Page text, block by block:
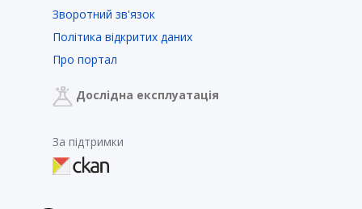
Зворотний зв'язок
Політика відкритих даних
Про портал
Дослідна експлуатація
За підтримки